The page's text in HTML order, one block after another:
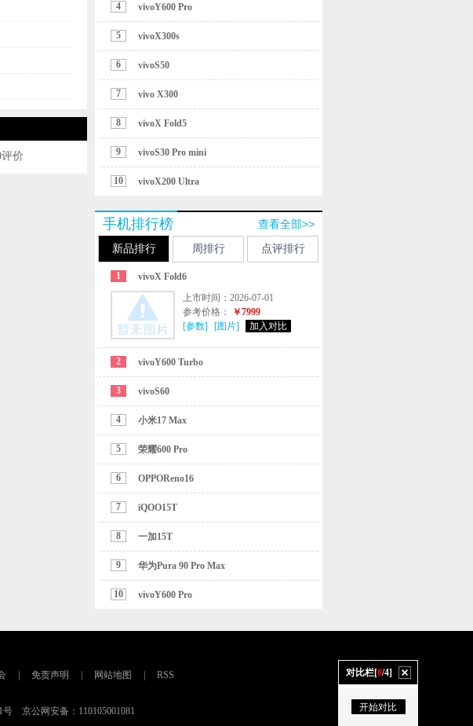
价
4 vivoY600 Pro
5 vivoX300s
6 vivoS50
7 vivo X300
8 vivoX Fold5
9 vivoS30 Pro mini
10 vivoX200 Ultra
查看全部>>
手机排行榜
新品排行 周排行 点评排行
1
vivoX Fold6
上市时间：2026-07-01
参考价格：
￥7999
[参数]
[图片] 加入对比
2 vivoY600 Turbo
3 vivoS60
4 小米17 Max
5 荣耀600 Pro
6 OPPOReno16
7 iQOO15T
8 一加15T
9 华为Pura 90 Pro Max
10 vivoY600 Pro
免责声明 网站地图
RSS
京公网安备：110105001081
对比栏[0/4]
开始对比